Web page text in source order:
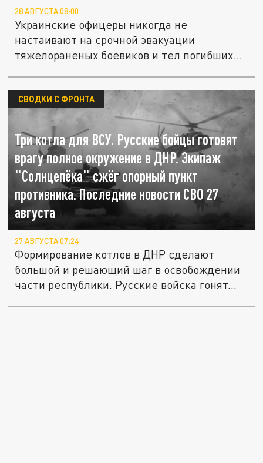
28 АВГУСТА 08:00
Украинские офицеры никогда не
настаивают на срочной эвакуации
тяжелораненых боевиков и тел погибших
Три котла для ВСУ. Русские бойцы готовят
врагу полное окружение в ДНР. Экипаж
"Солнцепёка" сжёг опорный пункт
противника. Последние новости СВО 27
августа
СВОДКИ С ФРОНТА
27 АВГУСТА 07:24
Формирование котлов в ДНР сделают
большой и решающий шаг в освобождении
части республики. Русские войска гонят...